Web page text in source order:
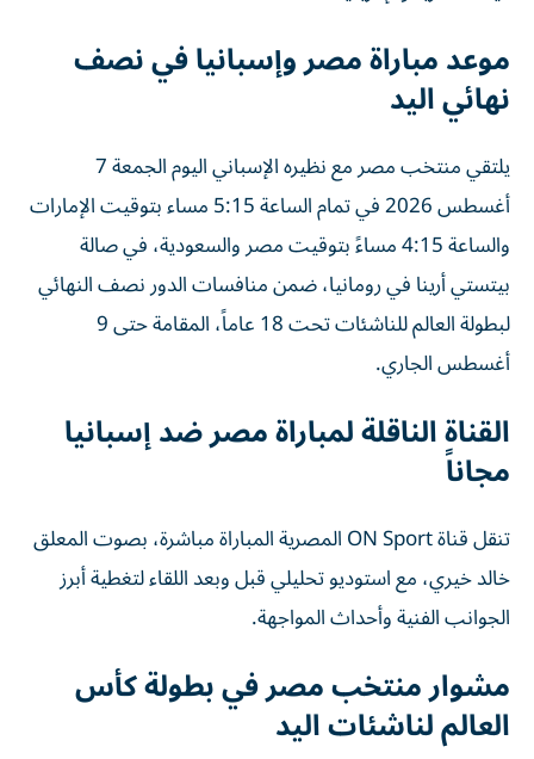
موعد مباراة مصر وإسبانيا في نصف
نهائي اليد
يلتقي منتخب مصر مع نظيره الإسباني اليوم الجمعة 7
أغسطس 2026 في تمام الساعة 5:15 مساء بتوقيت الإمارات
والساعة 4:15 مساءً بتوقيت مصر والسعودية، في صالة
بيتستي أرينا في رومانيا، ضمن منافسات الدور نصف النهائي
لبطولة العالم للناشئات تحت 18 عاماً، المقامة حتى 9
أغسطس الجاري.
القناة الناقلة لمباراة مصر ضد إسبانيا
مجاناً
تنقل قناة ON Sport المصرية المباراة مباشرة، بصوت المعلق
خالد خيري، مع استوديو تحليلي قبل وبعد اللقاء لتغطية أبرز
الجوانب الفنية وأحداث المواجهة.
مشوار منتخب مصر في بطولة كأس
العالم لناشئات اليد